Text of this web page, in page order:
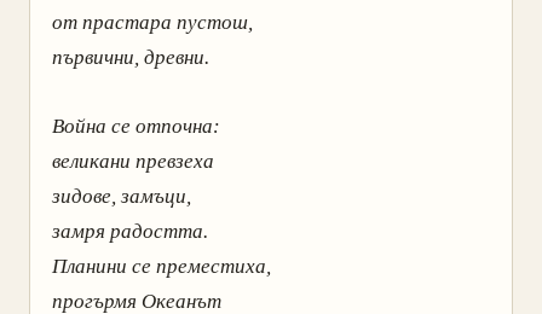
от прастара пустош,
първични, древни.
Война се отпочна:
великани превзеха
зидове, замъци,
замря радостта.
Планини се преместиха,
прогърмя Океанът